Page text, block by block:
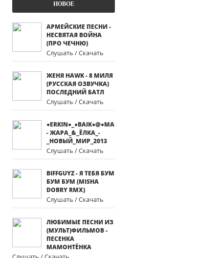
НОВОЕ
АРМЕЙСКИЕ ПЕСНИ -
НЕСВЯТАЯ ВОЙНА
(ПРО ЧЕЧНЮ)
Слушать / Скачать
ЖЕНЯ HAWK - 8 МИЛЯ
(РУССКАЯ ОЗВУЧКА)
ПОСЛЕДНИЙ БАТЛ
Слушать / Скачать
●ERKIN●_●BAIK●@●MAIL●.●RU●
- ЖАРА_&_ЁЛКА_-
_НОВЫЙ_МИР_2013
Слушать / Скачать
BIFFGUYZ - Я ТЕБЯ БУМ
БУМ БУМ (MISHA
DOBRY RMX)
Слушать / Скачать
ЛЮБИМЫЕ ПЕСНИ ИЗ
(МУЛЬТ)ФИЛЬМОВ -
ПЕСЕНКА
МАМОНТЁНКА